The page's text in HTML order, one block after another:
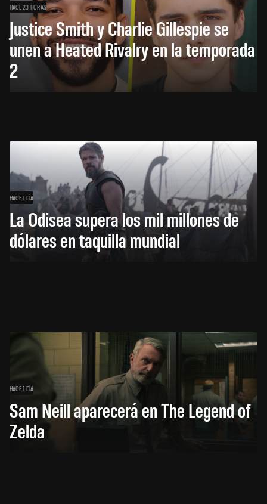
HACE 23 HORAS
Justice Smith y Charlie Gillespie se
unen a Heated Rivalry en la temporada
2
HACE 1 DÍA
La Odisea supera los mil millones de
dólares en taquilla mundial
HACE 1 DÍA
Sam Neill aparecerá en The Legend of
Zelda